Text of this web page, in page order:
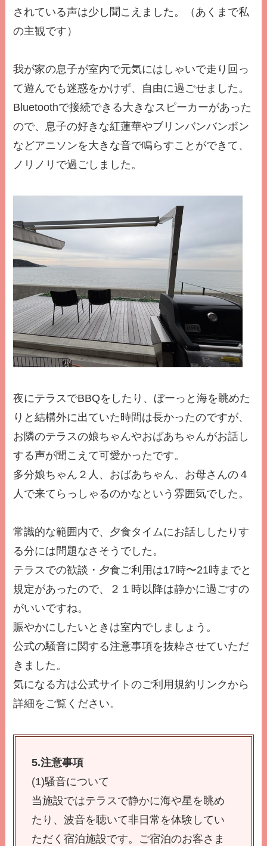
されている声は少し聞こえました。（あくまで私
の主観です）
我が家の息子が室内で元気にはしゃいで走り回っ
て遊んでも迷惑をかけず、自由に過ごせました。
Bluetoothで接続できる大きなスピーカーがあった
ので、息子の好きな紅蓮華やブリンバンバンボン
などアニソンを大きな音で鳴らすことができて、
ノリノリで過ごしました。
夜にテラスでBBQをしたり、ぼーっと海を眺めた
りと結構外に出ていた時間は長かったのですが、
お隣のテラスの娘ちゃんやおばあちゃんがお話し
する声が聞こえて可愛かったです。
多分娘ちゃん２人、おばあちゃん、お母さんの４
人で来てらっしゃるのかなという雰囲気でした。
常識的な範囲内で、夕食タイムにお話ししたりす
る分には問題なさそうでした。
テラスでの歓談・夕食ご利用は17時〜21時までと
規定があったので、２１時以降は静かに過ごすの
がいいですね。
賑やかにしたいときは室内でしましょう。
公式の騒音に関する注意事項を抜粋させていただ
きました。
気になる方は公式サイトのご利用規約リンクから
詳細をご覧ください。
5.注意事項
(1)騒音について
当施設ではテラスで静かに海や星を眺め
たり、波音を聴いて非日常を体験してい
ただく宿泊施設です。ご宿泊のお客さま